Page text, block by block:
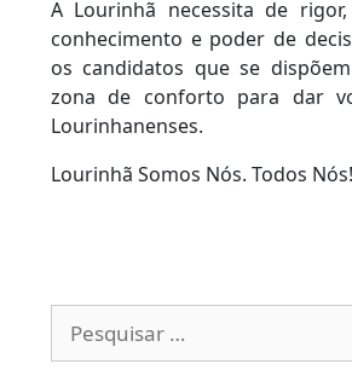
A Lourinhã necessita de rigor,
conhecimento e poder de
os candidatos que se
zona de conforto para dar
Lourinhanenses.
Lourinhã Somos Nós. Todos Nós!
por: